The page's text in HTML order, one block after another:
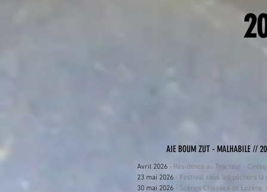
AIE BOUM ZUT - MALHABILE //
Avril 2026 - Résidence au Tracteur -
23 mai 2026 - Festival sous les pêchers la
30 mai 2026 - Scènes Croisées de